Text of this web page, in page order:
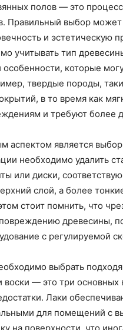
полов — это
Правильный выбор может
и эстетическую
учитывать тип
которые
твердые породы,
в то время как
и требуют более
является
необходимо удалить
или диски,
слой, а более
стоит помнить, что
древесины,
с регулируемой
выбрать
воски — это три
Лаки
для помещений с